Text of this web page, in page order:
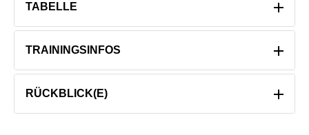
TABELLE
TRAININGSINFOS
RÜCKBLICK(E)